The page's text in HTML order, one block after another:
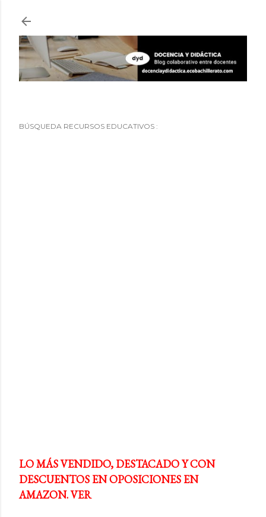
BÚSQUEDA RECURSOS EDUCATIVOS :
LO MÁS VENDIDO, DESTACADO Y CON
DESCUENTOS EN OPOSICIONES EN
AMAZON. VER